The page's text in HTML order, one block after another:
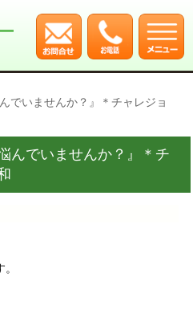
でいませんか？』＊チャレジョ
んでいませんか？』＊チ